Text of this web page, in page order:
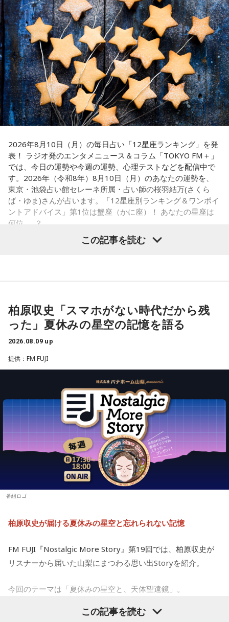
「お掃除は、心も清め、パワーも増します」
＜番組概要＞
番組名：Dr.Recella presents 江原啓之 おと語り
放送日時：TOKYO FM／FM 大阪 毎週日曜 22:00～22:25、エ
フエム山陰 毎週土曜 12:30～12:55
出演者：江原啓之、奥迫協子
番組Webサイト：http://www.tfm.co.jp/oto/
キャラクターデザイン：えびも
アートディレクション：BALCOLONY.
『カリスマ』は、音楽原作キャラクターラッププロジェクト
『ヒプノシスマイク –Division Rap Battle-』の開発、運営を
手掛けるEVIL LINE RECORDSと株式会社Dazedが手掛ける二
次元キャラクターコンテンツ。
【イントロダクション】
リスマ性を日々見つめている。
が、彼らはまだ『真のカリスマ』には辿り着けていないと言
える。故にこうしてカリスマどうしで身を寄せあい、日々カ
リスマ性を育み、さらなる高みを目指すいわば仮住まいの状
態。世間には嘲笑する者もいるだろう。が、カリスマな彼ら
にはノーダメージ。むしろそういった逆境を糧にさらなるカ
リスマを生成し、見事な『カリスマチャージ』を蓄積させて
【新番組概要】
■番組名： 『めちゃめちゃカリスマなラジオ』
■放送日時： 2026年秋 ※放送日時詳細は後日発表
■出演： 小野友樹、山中真尋、福原かつみ、細田健太、日向
■メールアドレス： charisma@joqr.net
■番組ハッシュタグ： #カリラジ
■QloveR番組ページ： https://qlover.jp/charisma ※月額
660円（税込）
■番組告知映像： https://youtu.be/fjp-_Nw_6AQ
ても前向きになれそう。情熱的な相手を通して自分自身も成
長できるようです。
【4位】乙女座（おとめ座）
思い切りの良さを大事にしてみましょう。出かけるときは、
普段よりもオシャレをすると良いでしょう。モチベーション
が上がって、何でも上手くできそう。無難な色よりも、挑戦
的な色を選んでみて。
【5位】山羊座（やぎ座）
今日は、少し距離を感じていた人と意気投合するなど、心が
温かくなる出来事が起こりそう。一対一で相手とじっくり向
き合ってみると、自分と似ている部分も見つかることでしょ
う。
【6位】牡牛座（おうし座）
マッサージなどをして身体をほぐしましょう。停滞していた
ものが動きだして、自分がやるべきことが見えてくるようで
す。無理をしていたものがあれば手放すようにしましょう。
想いに正直になってみて。
【7位】天秤座（てんびん座）
【8位】獅子座（しし座）
目標やゴールを決めて、そこまでの道のりを計画していくと
◎。冷静に判断し行動できると、自分が求めているものに近
づけるようです。先輩などの話に耳を傾けるのも良いでしょ
他者に期待しすぎず、何かやってくれたことに対して喜べる
と上手くいきそう。自分の心のあり方や時間の使い方を見直
してみて。仕事場などの掃除をすれば集中力がアップできる
ようです。
【10位】双子座（ふたご座）
映画や音楽など、芸術表現に触れると心が癒されていくよう
です。美を感じられると、トゲトゲした気持ちも丸くなりそ
う。今日は、日ごろからお世話になっている人や大切な人と
いろいろ気になってくるようなので、「無」になれるような
みたり。頑張りすぎないことも大切なようです。家族や友人
との他愛のない会話を楽しむのもアリ。
増やすより、減らすことを意識してみましょう。食事も腹八
質な水を飲んで深呼吸すると、リラックスできそう。穏やか
2026年8月10日（月）の毎日占い「12星座ランキング」を発
表！ ラジオ発のエンタメニュース＆コラム「TOKYO FM＋」
では、今日の運勢や今週の運勢、心理テストなどを配信中で
す。2026年（令和8年）8月10日（月）のあなたの運勢を、
東京・池袋占い館セレーネ所属・占い師の桜羽結万(さくら
ば・ゆま)さんが占います。「12星座別ランキング＆ワンポイ
ントアドバイス」第1位は蟹座（かに座）！ あなたの星座は
何位……？
い気持ちを前に出して、行動していくと良いでしょう。気に
なる相手にも自信を持って接するようにしましょう。
【2位】蠍座（さそり座）
ラッキーなことが起こりそう。周りからの評価も上がって、
充実感を覚えるようです。努力などが認められると、心も落
ち着いて穏やかになれることでしょう。交友関係も好調なの
で、良い縁ができるかも。
【3位】魚座（うお座）
心の中にあった、わだかまりを解消できるようです。ほっと
できると、自分らしく活動できることでしょう。恋愛に対し
ても前向きになれそう。情熱的な相手を通して自分自身も成
長できるようです。
【4位】乙女座（おとめ座）
思い切りの良さを大事にしてみましょう。出かけるときは、
的な色を選んでみて。
【5位】山羊座（やぎ座）
今日は、少し距離を感じていた人と意気投合するなど、心が
温かくなる出来事が起こりそう。一対一で相手とじっくり向
う。
【6位】牡牛座（おうし座）
この記事を読む
柏原収史「スマホがない時代だから残
った」夏休みの星空の記憶を語る
2026.08.09 up
提供：FM FUJI
番組ロゴ
柏原収史が届ける夏休みの星空と忘れられない記憶
FM FUJI『Nostalgic More Story』第19回では、柏原収史が
リスナーから届いた山梨にまつわる思い出Storyを紹介。
今回のテーマは「夏休みの星空と、天体望遠鏡」。
子どもの頃に見上げた夜空、友達と過ごした時間、そして大
この記事を読む